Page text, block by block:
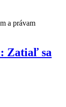
a právam
Zatiaľ sa